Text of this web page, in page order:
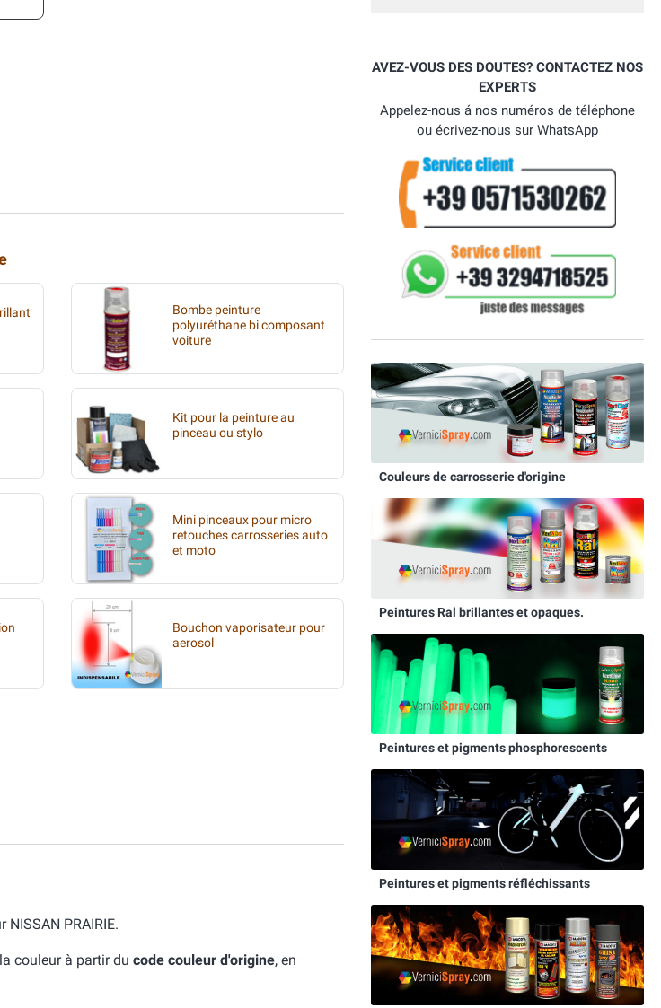
Bombe peinture
polyuréthane bi composant
voiture
Kit pour la peinture au
pinceau ou stylo
Mini pinceaux pour micro
retouches carrosseries auto
et moto
Bouchon vaporisateur pour
aerosol
PRAIRIE.
couleur à partir du code couleur d'origine, en
AVEZ-VOUS DES DOUTES? CONTACTEZ NOS
EXPERTS
Appelez-nous á nos numéros de téléphone
ou écrivez-nous sur WhatsApp
Couleurs de carrosserie d'origine
Peintures Ral brillantes et opaques.
Peintures et pigments phosphorescents
Peintures et pigments réfléchissants